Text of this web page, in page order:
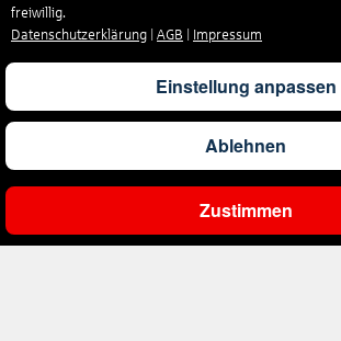
Ergebnisse filtern
freiwillig.
Datenschutzerklärung
AGB Impressum
Einstellung anpassen
Ablehnen
Zustimmen